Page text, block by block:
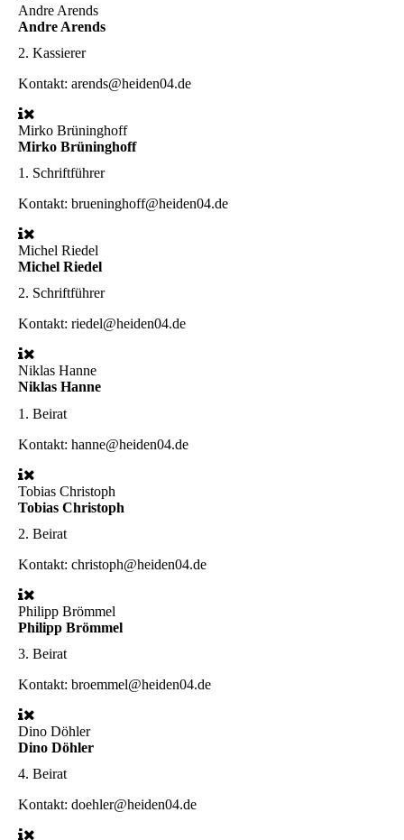
Andre Arends
Andre Arends
2. Kassierer
Kontakt: arends@heiden04.de
Mirko Brüninghoff
Mirko Brüninghoff
1. Schriftführer
Kontakt: brueninghoff@heiden04.de
Michel Riedel
Michel Riedel
2. Schriftführer
Kontakt: riedel@heiden04.de
Niklas Hanne
Niklas Hanne
1. Beirat
Kontakt: hanne@heiden04.de
Tobias Christoph
Tobias Christoph
2. Beirat
Kontakt: christoph@heiden04.de
Philipp Brömmel
Philipp Brömmel
3. Beirat
Kontakt: broemmel@heiden04.de
Dino Döhler
Dino Döhler
4. Beirat
Kontakt: doehler@heiden04.de